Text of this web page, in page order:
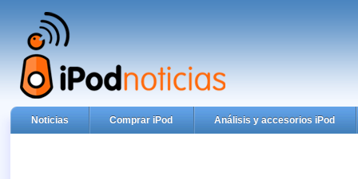
Noticias Comprar iPod Análisis y accesorios iPod